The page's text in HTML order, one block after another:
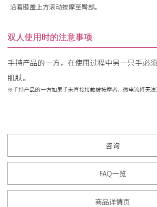
沿着膝盖上方滚动按摩至臀部。
双人使用时的注意事项
手持产品的一方，在使用过程中另一只手必
肌肤。
※手持产品的一方如果手未直接接触被按摩者，微电流将无法
咨询
FAQ一览
商品详情页